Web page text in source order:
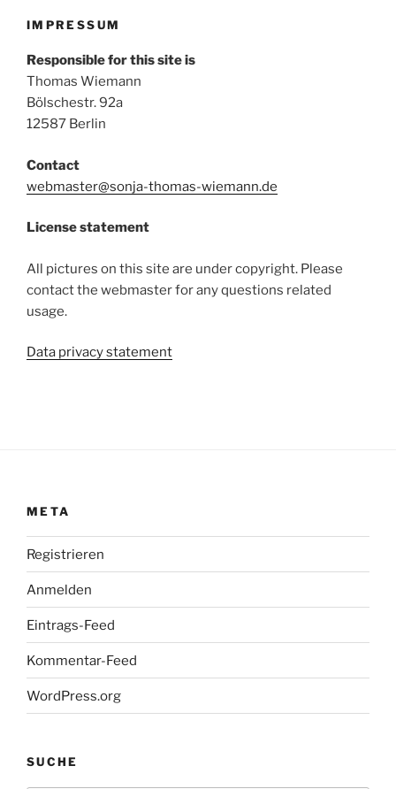
IMPRESSUM
Responsible for this site is
Thomas Wiemann
Bölschestr. 92a
12587 Berlin
Contact
webmaster@sonja-thomas-wiemann.de
License statement
All pictures on this site are under copyright. Please
contact the webmaster for any questions related
usage.
Data privacy statement
META
Registrieren
Anmelden
Eintrags-Feed
Kommentar-Feed
WordPress.org
SUCHE